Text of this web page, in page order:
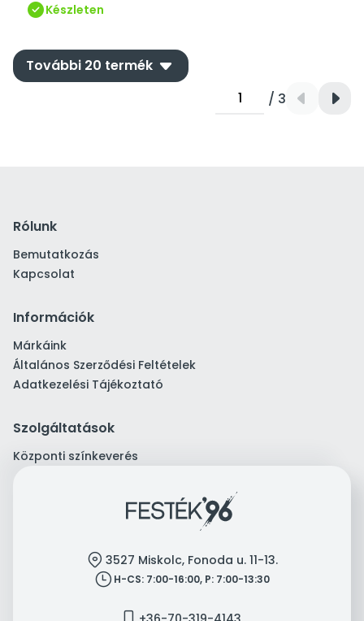
Készleten
További 20 termék down
/ 3
Rólunk
Bemutatkozás
Kapcsolat
Információk
Márkáink
Általános Szerződési Feltételek
Adatkezelési Tájékoztató
Szolgáltatások
Központi színkeverés
location 3527 Miskolc, Fonoda u. 11-13.
clock H-CS: 7:00-16:00, P: 7:00-13:30